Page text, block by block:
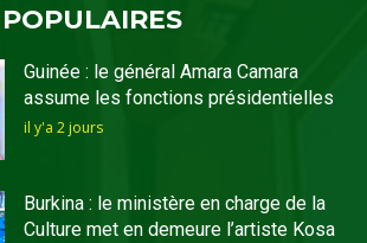
Guinée : le général Amara Camara
assume les fonctions présidentielles
il y'a 2 jours
Burkina : le ministère en charge de la
Culture met en demeure l’artiste Kosa